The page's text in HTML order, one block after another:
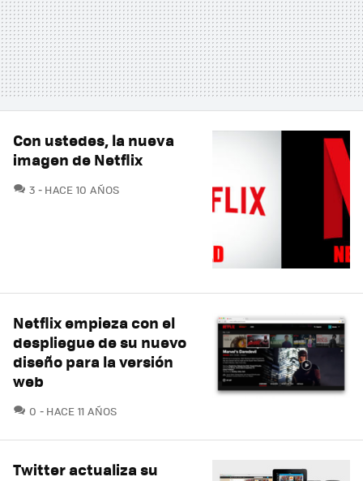
Con ustedes, la nueva
imagen de Netflix
3 COMENTARIOS
HACE 10 AÑOS
Netflix empieza con el
despliegue de su nuevo
diseño para la versión
web
0 COMENTARIOS
HACE 11 AÑOS
Twitter actualiza su